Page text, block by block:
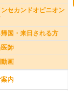
セカンドオピニオン
国・来日される方
師
画
内